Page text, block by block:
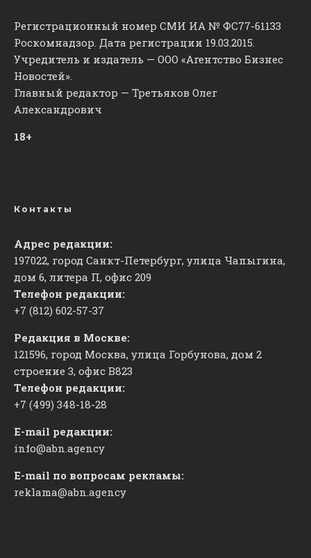
Регистрационный номер СМИ ИА № ФС77-61133
Роскомнадзор. Дата регистрации 19.03.2015.
Учредитель и издатель — ООО «Агентство Бизнес
Новостей».
Главный редактор — Третьяков Олег
Александрович
18+
Контакты
Адрес редакции:
197022, город Санкт-Петербург, улица Чапыгина,
дом 6, литера П, офис 209
Телефон редакции:
+7 (812) 602-57-37
Редакция в Москве:
121596, город Москва, улица Горбунова, дом 2
строение 3, офис ​В823
Телефон редакции:
+7 (499) 348-18-28
E-mail редакции:
info@abn.agency
E-mail по вопросам рекламы:
reklama@abn.agency